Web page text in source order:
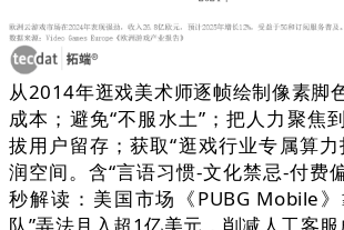
从2014年逛戏美术师逐帧绘制像素脚
成本；避免“不服水土”；把人力聚焦
拔用户留存；获取“逛戏行业专属算
润空间。含“言语习惯-文化禁忌-付费
秒解读：美国市场《PUBG Mobile
队”弄法月入超1亿美元，削减人工客服